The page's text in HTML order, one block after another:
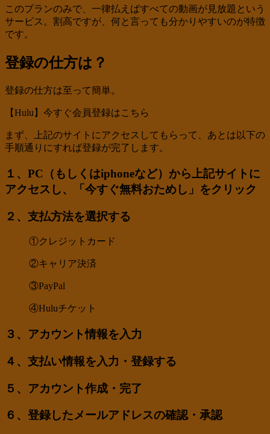
このプランのみで、一律払えばすべての動画が見放題という
サービス。割高ですが、何と言っても分かりやすいのが特徴
です。
登録の仕方は？
登録の仕方は至って簡単。
【Hulu】今すぐ会員登録はこちら
まず、上記のサイトにアクセスしてもらって、あとは以下の
手順通りにすれば登録が完了します。
１、PC（もしくはiphoneなど）から上記サイトに
アクセスし、「今すぐ無料おためし」をクリック
２、支払方法を選択する
①クレジットカード
②キャリア決済
③PayPal
④Huluチケット
３、アカウント情報を入力
４、支払い情報を入力・登録する
５、アカウント作成・完了
６、登録したメールアドレスの確認・承認